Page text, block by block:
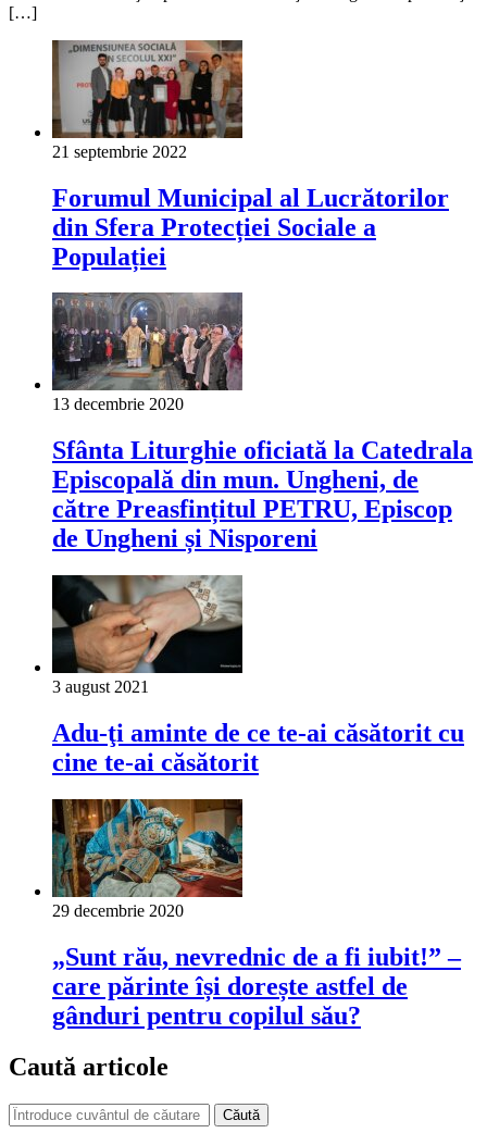
[…]
21 septembrie 2022
Forumul Municipal al Lucrătorilor
din Sfera Protecției Sociale a
Populației
13 decembrie 2020
Sfânta Liturghie oficiată la Catedrala
Episcopală din mun. Ungheni, de
către Preasfințitul PETRU, Episcop
de Ungheni și Nisporeni
3 august 2021
Adu-ţi aminte de ce te-ai căsătorit cu
cine te-ai căsătorit
29 decembrie 2020
„Sunt rău, nevrednic de a fi iubit!” –
care părinte își dorește astfel de
gânduri pentru copilul său?
Caută articole
Căută